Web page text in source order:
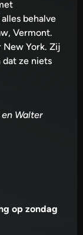
behalve
Vermont.
New York. Zij
ze niets
Walter
op zondag